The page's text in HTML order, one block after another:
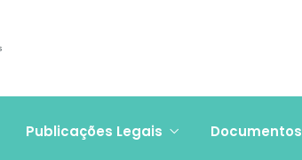
Publicações Legais Documentos